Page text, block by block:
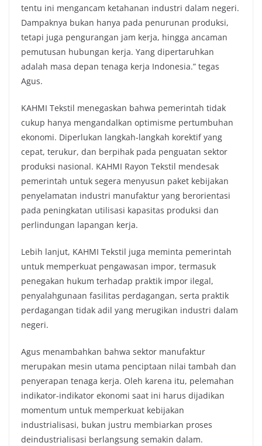
tentu ini mengancam ketahanan industri dalam negeri.
Dampaknya bukan hanya pada penurunan produksi,
tetapi juga pengurangan jam kerja, hingga ancaman
pemutusan hubungan kerja. Yang dipertaruhkan
adalah masa depan tenaga kerja Indonesia.” tegas
Agus.
KAHMI Tekstil menegaskan bahwa pemerintah tidak
cukup hanya mengandalkan optimisme pertumbuhan
ekonomi. Diperlukan langkah-langkah korektif yang
cepat, terukur, dan berpihak pada penguatan sektor
produksi nasional. KAHMI Rayon Tekstil mendesak
pemerintah untuk segera menyusun paket kebijakan
penyelamatan industri manufaktur yang berorientasi
pada peningkatan utilisasi kapasitas produksi dan
perlindungan lapangan kerja.
Lebih lanjut, KAHMI Tekstil juga meminta pemerintah
untuk memperkuat pengawasan impor, termasuk
penegakan hukum terhadap praktik impor ilegal,
penyalahgunaan fasilitas perdagangan, serta praktik
perdagangan tidak adil yang merugikan industri dalam
negeri.
Agus menambahkan bahwa sektor manufaktur
merupakan mesin utama penciptaan nilai tambah dan
penyerapan tenaga kerja. Oleh karena itu, pelemahan
indikator-indikator ekonomi saat ini harus dijadikan
momentum untuk memperkuat kebijakan
industrialisasi, bukan justru membiarkan proses
deindustrialisasi berlangsung semakin dalam.